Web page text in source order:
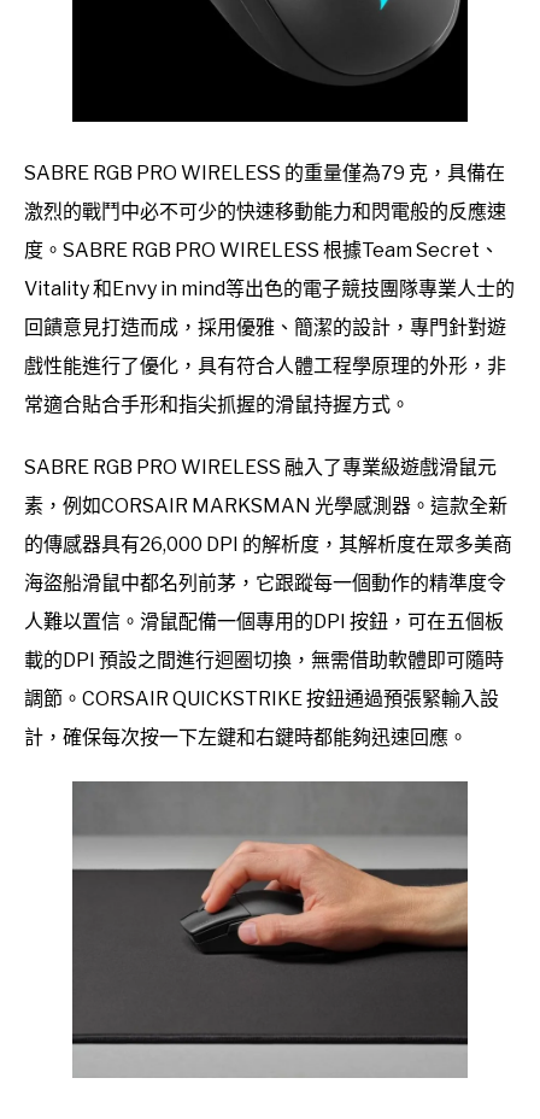
SABRE RGB PRO WIRELESS 的重量僅為79 克，具備在
激烈的戰鬥中必不可少的快速移動能力和閃電般的反應速
度。SABRE RGB PRO WIRELESS 根據Team Secret、
Vitality 和Envy in mind等出色的電子競技團隊專業人士的
回饋意見打造而成，採用優雅、簡潔的設計，專門針對遊
戲性能進行了優化，具有符合人體工程學原理的外形，非
常適合貼合手形和指尖抓握的滑鼠持握方式。
SABRE RGB PRO WIRELESS 融入了專業級遊戲滑鼠元
素，例如CORSAIR MARKSMAN 光學感測器。這款全新
的傳感器具有26,000 DPI 的解析度，其解析度在眾多美商
海盜船滑鼠中都名列前茅，它跟蹤每一個動作的精準度令
人難以置信。滑鼠配備一個專用的DPI 按鈕，可在五個板
載的DPI 預設之間進行迴圈切換，無需借助軟體即可隨時
調節。CORSAIR QUICKSTRIKE 按鈕通過預張緊輸入設
計，確保每次按一下左鍵和右鍵時都能夠迅速回應。